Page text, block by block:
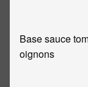
Base sauce
oignons